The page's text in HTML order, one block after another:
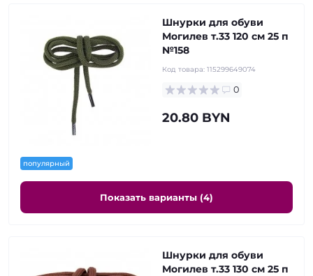
популярный
Шнурки для обуви
Могилев т.33 120 см 25 п
№158
Код товара: 115299649074
0
20.80 BYN
Показать варианты (4)
Шнурки для обуви
Могилев т.33 130 см 25 п